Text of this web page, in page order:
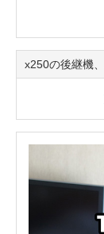
x250の後継機